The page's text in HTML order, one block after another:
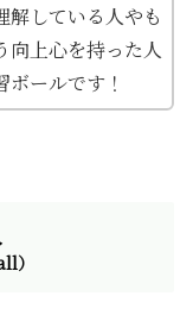
解している人やも
向上心を持った人
ールです！
）